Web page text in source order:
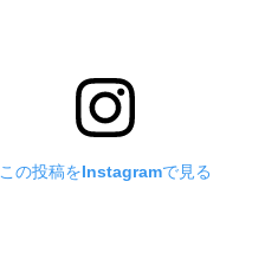
この投稿をInstagramで見る